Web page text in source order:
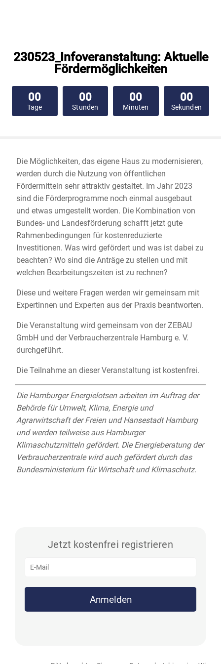
230523_Infoveranstaltung: Aktuelle
Fördermöglichkeiten
00
Tage
00
Stunden
00
Minuten
00
Sekunden
Die Möglichkeiten, das eigene Haus zu modernisieren,
werden durch die Nutzung von öffentlichen
Fördermitteln sehr attraktiv gestaltet. Im Jahr 2023
sind die Förderprogramme noch einmal ausgebaut
und etwas umgestellt worden. Die Kombination von
Bundes- und Landesförderung schafft jetzt gute
Rahmenbedingungen für kostenreduzierte
Investitionen. Was wird gefördert und was ist dabei zu
beachten? Wo sind die Anträge zu stellen und mit
welchen Bearbeitungszeiten ist zu rechnen?
Diese und weitere Fragen werden wir gemeinsam mit
Expertinnen und Experten aus der Praxis beantworten.
Die Veranstaltung wird gemeinsam von der ZEBAU
GmbH und der Verbraucherzentrale Hamburg e. V.
durchgeführt.
Die Teilnahme an dieser Veranstaltung ist kostenfrei.
Die Hamburger Energielotsen arbeiten im Auftrag der
Behörde für Umwelt, Klima, Energie und
Agrarwirtschaft der Freien und Hansestadt Hamburg
und werden teilweise aus Hamburger
Klimaschutzmitteln gefördert. Die Energieberatung der
Verbraucherzentrale wird auch gefördert durch das
Bundesministerium für Wirtschaft und Klimaschutz.
Jetzt kostenfrei registrieren
Anmelden